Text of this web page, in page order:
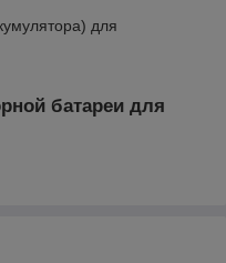
для
батареи для